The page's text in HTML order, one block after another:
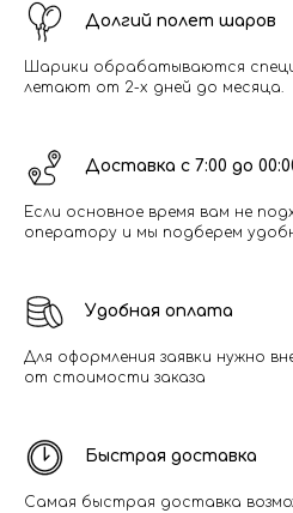
Долгий полет шаров
Шарики обрабатываются
летают от 2-х дней до месяца.
Доставка с 7:00 до
Если основное время вам не
оператору и мы подберем
Удобная оплата
Для оформления заявки нужно
от стоимости заказа
Быстрая доставка
Самая быстрая доставка